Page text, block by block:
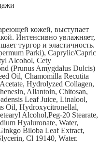
кожей, выступает
Интенсивно увлажняет,
тургор и эластичность.
Parki), Caprylic/Capric
Alcohol, Cety
(Prunus Amygdalus Dulcis)
Oil, Chamomilla Recutita
Hydrolyzed Collagen,
Allantoin, Chitosan,
Leaf Juice, Linalool,
Oil, Hydroxycitronellal,
Alcohol,Peg-20 Stearate,
Hyaluronate, Water,
Biloba Leaf Extract,
Cl 19140, Water.